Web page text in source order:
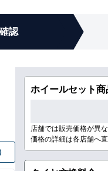
確認
ホイールセット
店舗では販売価格が異な
価格の詳細は各店舗へ